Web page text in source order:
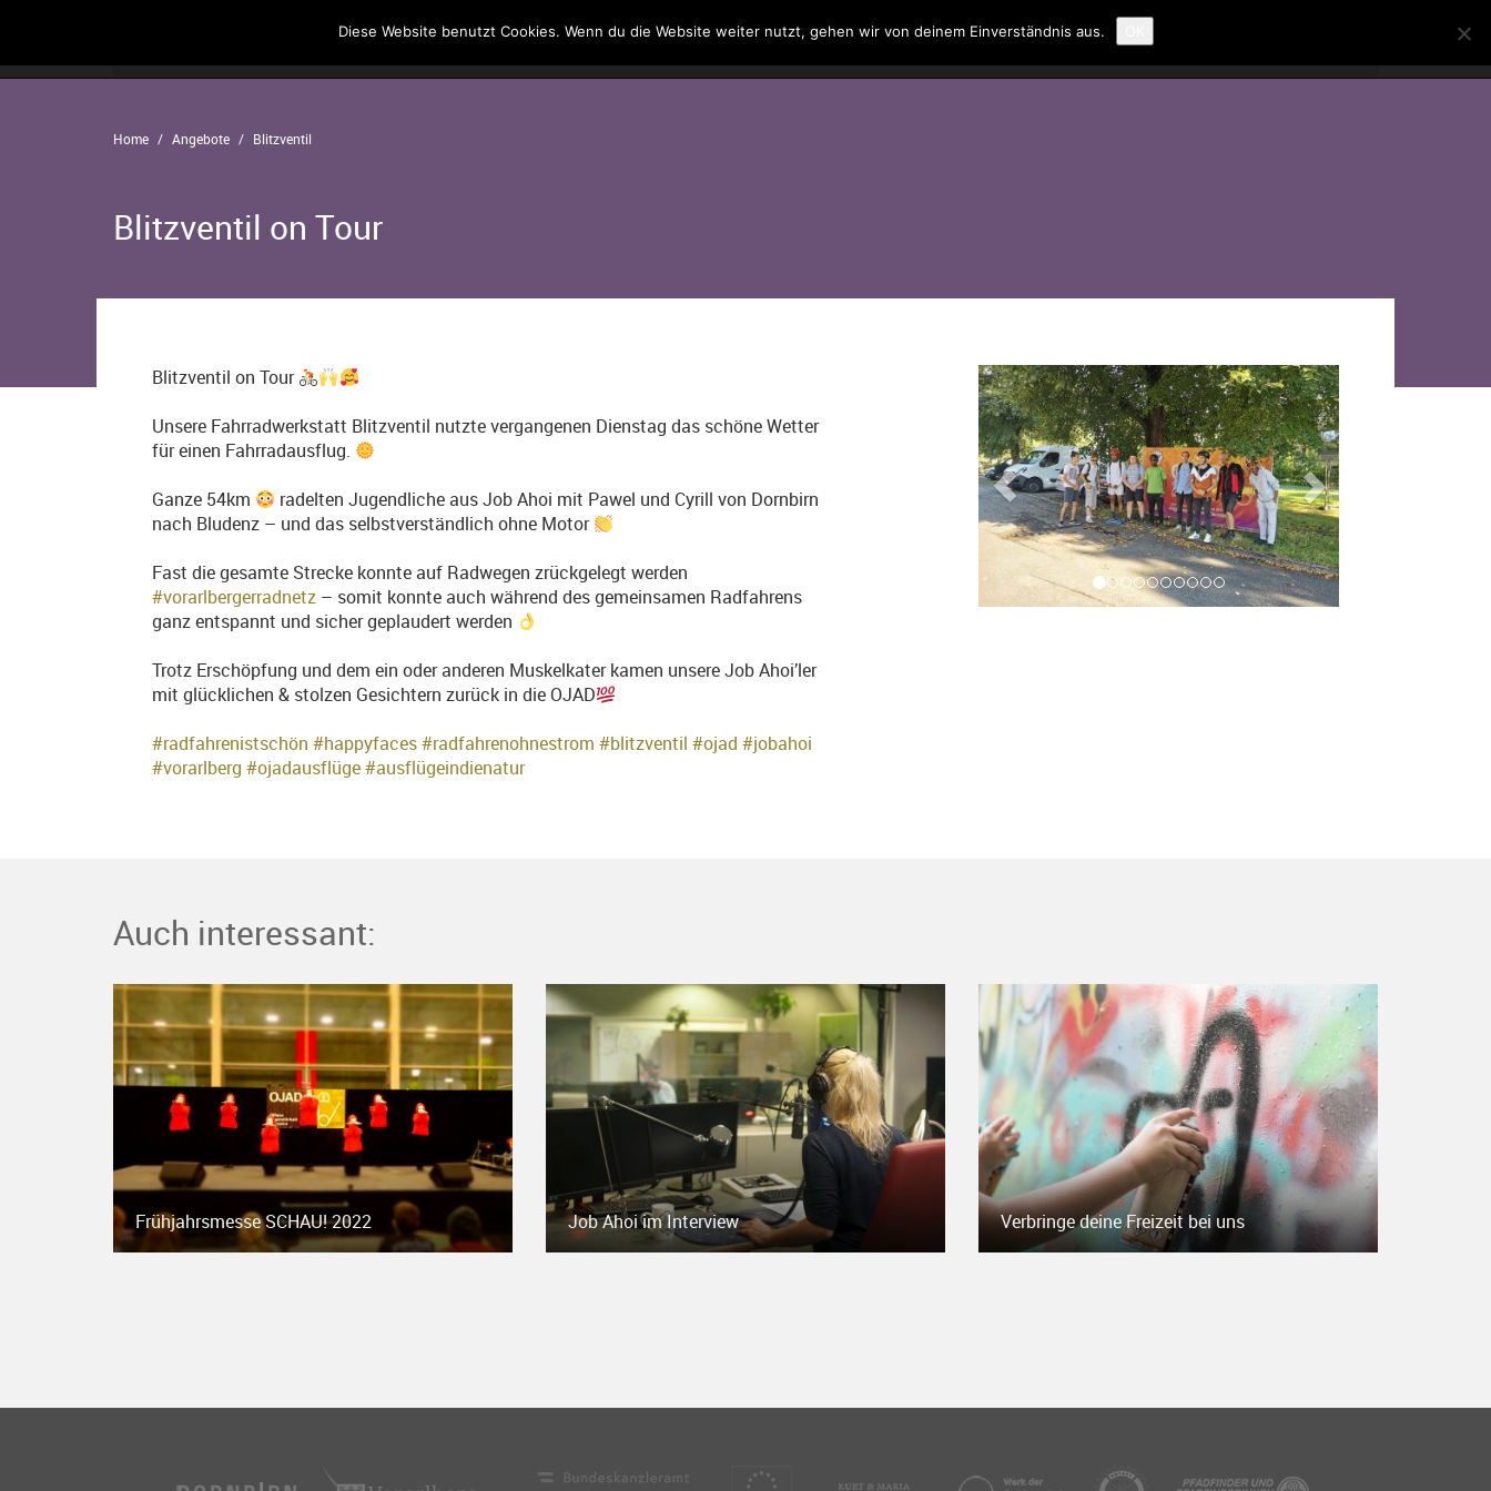
Der Verein Kontakt Suche
Home Angebote Blitzventil
Blitzventil on Tour
Blitzventil on Tour
Unsere Fahrradwerkstatt Blitzventil nutzte vergangenen Dienstag das schöne Wetter
für einen Fahrradausflug.
Ganze 54km
radelten Jugendliche aus Job Ahoi mit Pawel und Cyrill von Dornbirn
nach Bludenz – und das selbstverständlich ohne Motor
Fast die gesamte Strecke konnte auf Radwegen zrückgelegt werden
#vorarlbergerradnetz – somit konnte auch während des gemeinsamen Radfahrens
ganz entspannt und sicher geplaudert werden
Trotz Erschöpfung und dem ein oder anderen Muskelkater kamen unsere Job Ahoi’ler
mit glücklichen & stolzen Gesichtern zurück in die OJAD
#radfahrenistschön #happyfaces#radfahrenohnestrom #blitzventil #ojad #jobahoi
#vorarlberg #ojadausflüge#ausflügeindienatur
Auch interessant:
Frühjahrsmesse SCHAU! 2022 Job Ahoi im Interview Verbringe deine Freizeit bei uns
Diese Website benutzt Cookies. Wenn du die Website weiter nutzt, gehen wir von deinem Einverständnis aus.